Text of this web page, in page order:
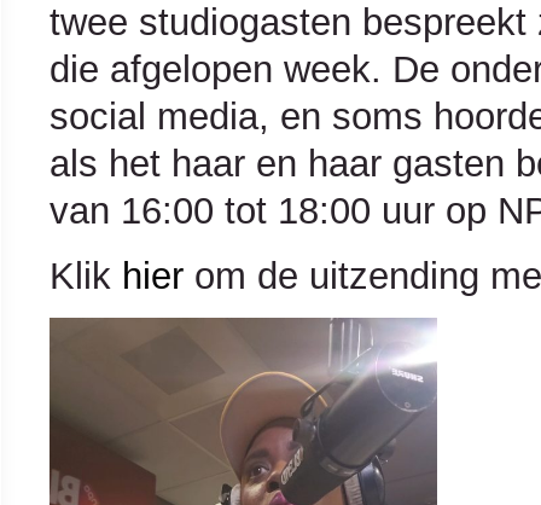
twee studiogasten
die afgelopen week. De
social media, en soms
als het haar en haar gasten
van 16:00 tot 18:00 uur op
Klik hier om de uitzending